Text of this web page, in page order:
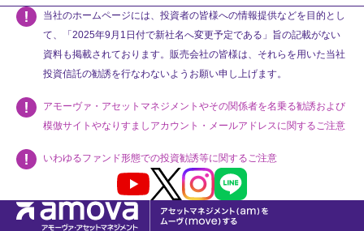
当社のホームページには、投資者の皆様への情報提供などを目的とし
て、「2025年9月1日付で新社名へ変更予定である」旨の記載がない
資料も掲載されております。販売会社の皆様は、それらを用いた当社
投資信託の勧誘を行なわないようお願い申し上げます。
アモーヴァ・アセットマネジメントやその関係者を名乗る勧誘および
模倣サイトやなりすましアカウント・メールアドレスに関するご注意
いわゆるファンド形態での投資勧誘等に関するご注意
Youtube X InstagramLINE